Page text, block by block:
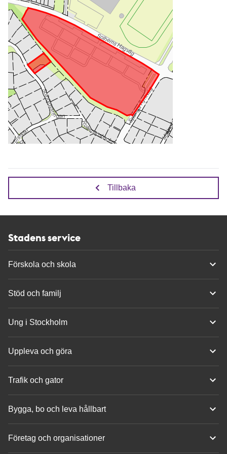
Tillbaka
Stadens service
Förskola och skola
Stöd och familj
Ung i Stockholm
Uppleva och göra
Trafik och gator
Bygga, bo och leva hållbart
Företag och organisationer